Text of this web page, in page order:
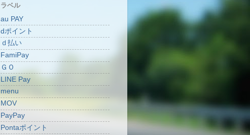
ラベル
au PAY
dポイント
ｄ払い
FamiPay
ＧＯ
LINE Pay
menu
MOV
PayPay
Pontaポイント